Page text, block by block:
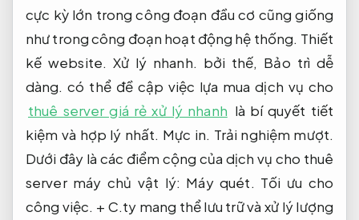
cực kỳ lớn trong công đoạn đầu cơ cũng giống
như trong công đoạn hoạt động hệ thống. Thiết
kế website. Xử lý nhanh. bởi thế, Bảo trì dễ
dàng. có thể đề cập việc lựa mua dịch vụ cho
thuê server giá rẻ xử lý nhanh là bí quyết tiết
kiệm và hợp lý nhất. Mực in. Trải nghiệm mượt.
Dưới đây là các điểm cộng của dịch vụ cho thuê
server máy chủ vật lý: Máy quét. Tối ưu cho
công việc. + C.ty mang thể lưu trữ và xử lý lượng